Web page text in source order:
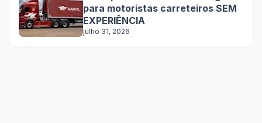
para motoristas carreteiros SEM
EXPERIÊNCIA
julho 31, 2026